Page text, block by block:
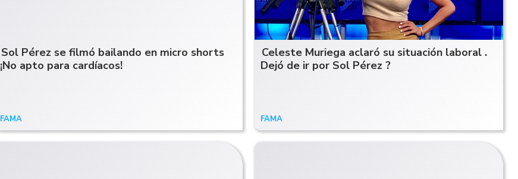
Sol Pérez se filmó bailando en micro shorts
¡No apto para cardíacos!
FAMA
Celeste Muriega aclaró su situación laboral .
Dejó de ir por Sol Pérez ?
FAMA